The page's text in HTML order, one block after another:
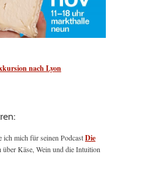
nach Lyon
ich mich für seinen PodcastDie
über Käse, Wein und die Intuition